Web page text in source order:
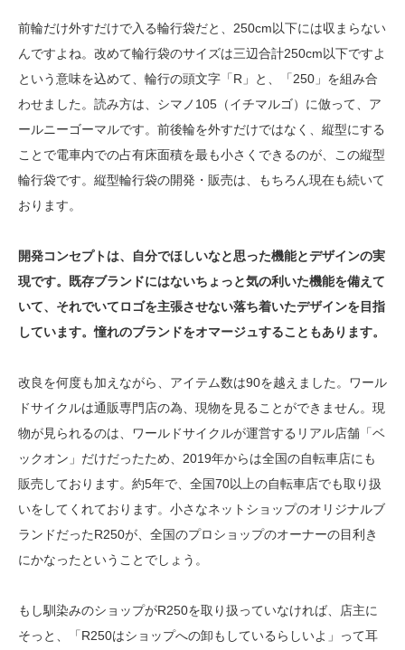
前輪だけ外すだけで入る輪行袋だと、250cm以下には収まらない
んですよね。改めて輪行袋のサイズは三辺合計250cm以下ですよ
という意味を込めて、輪行の頭文字「R」と、「250」を組み合
わせました。読み方は、シマノ105（イチマルゴ）に倣って、ア
ールニーゴーマルです。前後輪を外すだけではなく、縦型にする
ことで電車内での占有床面積を最も小さくできるのが、この縦型
輪行袋です。縦型輪行袋の開発・販売は、もちろん現在も続いて
おります。
開発コンセプトは、自分でほしいなと思った機能とデザインの実
現です。既存ブランドにはないちょっと気の利いた機能を備えて
いて、それでいてロゴを主張させない落ち着いたデザインを目指
しています。憧れのブランドをオマージュすることもあります。
改良を何度も加えながら、アイテム数は90を越えました。ワール
ドサイクルは通販専門店の為、現物を見ることができません。現
物が見られるのは、ワールドサイクルが運営するリアル店舗「ベ
ックオン」だけだったため、2019年からは全国の自転車店にも
販売しております。約5年で、全国70以上の自転車店でも取り扱
いをしてくれております。小さなネットショップのオリジナルブ
ランドだったR250が、全国のプロショップのオーナーの目利き
にかなったということでしょう。
もし馴染みのショップがR250を取り扱っていなければ、店主に
そっと、「R250はショップへの卸もしているらしいよ」って耳